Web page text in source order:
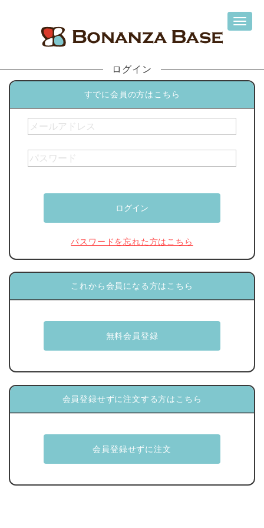
ログイン
すでに会員の方はこちら
パスワードを忘れた方はこちら
これから会員になる方はこちら
会員登録せずに注文する方はこちら